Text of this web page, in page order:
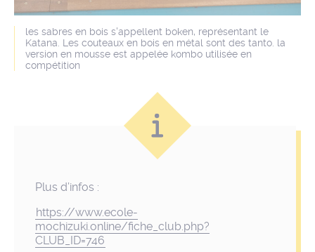
les sabres en bois s'appellent boken, représentant le
Katana. Les couteaux en bois en métal sont des tanto. la
version en mousse est appelée kombo utilisée en
compétition
Plus d’infos :
https://www.ecole-
mochizuki.online/fiche_club.php?
CLUB_ID=746